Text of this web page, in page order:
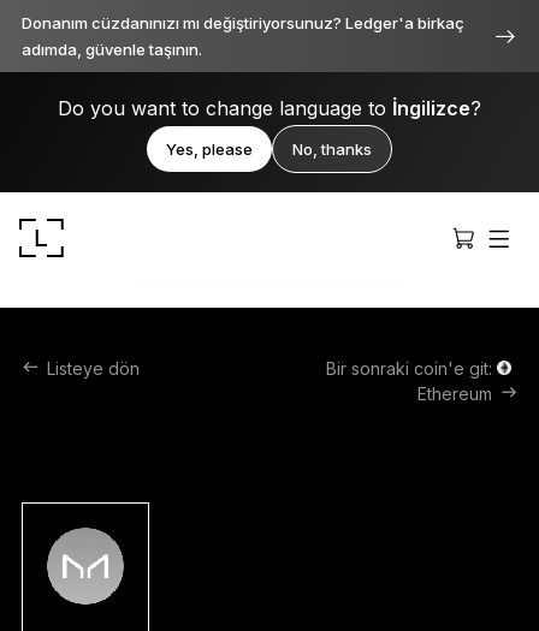
Donanım cüzdanınızı mı değiştiriyorsunuz? Ledger'a birkaç
adımda, güvenle taşının.
Do you want to change language to İngilizce?
Yes, please No, thanks
Listeye dön
Bir sonraki coin'e git:
Ethereum